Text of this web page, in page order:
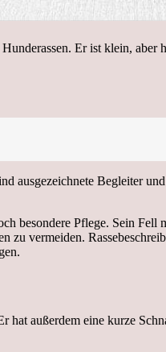
Er ist klein,
ausgezeichnete Begleiter
besondere Pflege. Sein
vermeiden.
außerdem eine kurze